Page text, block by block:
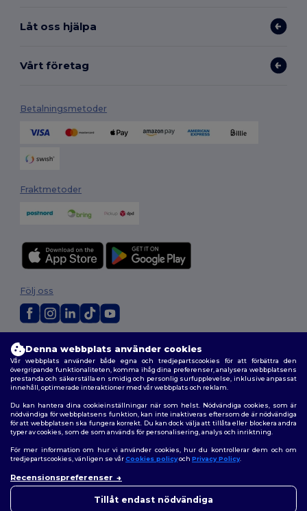
Låt oss hjälpa
Vårt företag
Betalningsmetoder
Fraktmetoder
Allmänna Villkor|Anpassad policy | Integritetspolicy
Policy för cookies
|Karta över webbplatsen
Följ oss
Denna webbplats använder cookies
Vår webbplats använder både egna och tredjepartscookies för att förbättra den
övergripande funktionaliteten, komma ihåg dina preferenser, analysera webbplatsens
prestanda och säkerställa en smidig och personlig surfupplevelse, inklusive anpassat
innehåll, optimerade interaktioner med vår webbplats och reklam.
Du kan hantera dina cookieinställningar när som helst. Nödvändiga cookies, som är
nödvändiga för webbplatsens funktion, kan inte inaktiveras eftersom de är nödvändiga
för att webbplatsen ska fungera korrekt. Du kan dock välja att tillåta eller blockera andra
typer av cookies, som de som används för personalisering, analys och inriktning.
För mer information om hur vi använder cookies, hur du kontrollerar dem och om
tredjepartscookies, vänligen se vårCookies policyoch Privacy Policy.
Recensionspreferenser
Tillåt endast nödvändiga
funderingar kan du kontakta